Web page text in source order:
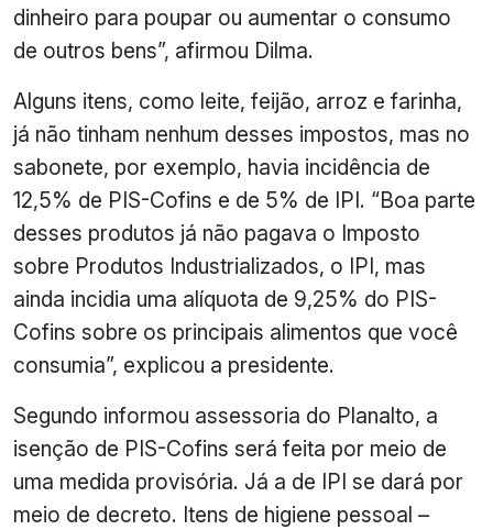
dinheiro para poupar ou aumentar o consumo
de outros bens”, afirmou Dilma.
Alguns itens, como leite, feijão, arroz e farinha,
já não tinham nenhum desses impostos, mas no
sabonete, por exemplo, havia incidência de
12,5% de PIS-Cofins e de 5% de IPI. “Boa parte
desses produtos já não pagava o Imposto
sobre Produtos Industrializados, o IPI, mas
ainda incidia uma alíquota de 9,25% do PIS-
Cofins sobre os principais alimentos que você
consumia”, explicou a presidente.
Segundo informou assessoria do Planalto, a
isenção de PIS-Cofins será feita por meio de
uma medida provisória. Já a de IPI se dará por
meio de decreto. Itens de higiene pessoal –